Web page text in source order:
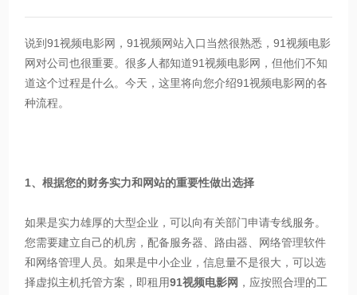
说到91视频电影网，91视频网站入口当然很熟悉，91视频电影
网对公司也很重要。很多人都知道91视频电影网，但他们不知
道这个过程是什么。今天，这里将向您介绍91视频电影网的各
种流程。
1、根据您的财务实力和网站的重要性做出选择
如果是实力雄厚的大型企业，可以向有关部门申请专线服务。
您需要建立自己的机房，配备服务器、路由器、网络管理软件
和网络管理人员。如果是中小企业，信息量不是很大，可以选
择虚拟主机托管方案，即租用91视频电影网 ，应按照合理的工